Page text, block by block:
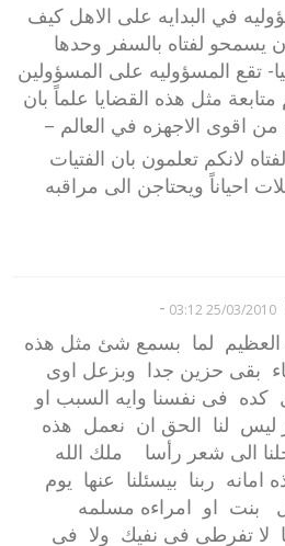
في البدايه على الاهل كيف
يسمحو لفتاه بالسفر وحدها
تقع المسؤوليه على المسؤولين
مثل هذه القضايا علماً بان
من اقوى الاجهزه في العالم –
لانكم تعلمون بان الفتيات
احياناً ويحتاجن الى مراقبه
25/03/2010 03:12
-
العظيم لما بسمع شئ مثل هذه
بقى حزين جدا وبزعل اوى
فى نفسنا وايه السبب او
ليس لنا الحق ان نعمل هذه
الى شعر رأسا ملك الله
ربنا بيسئلنا عنها يوم
بنت او امراءه مسلمه
لا تفرطى فى نفيك ولا فى